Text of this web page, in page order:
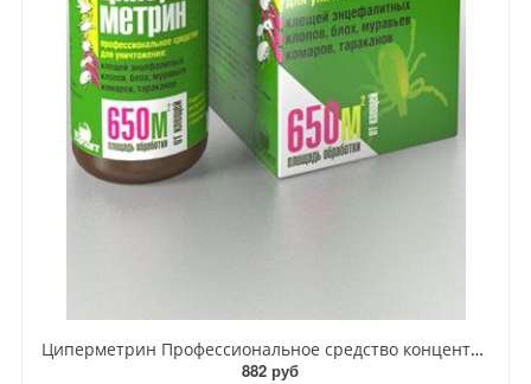
Циперметрин Профессиональное средство концентрат эмульсии 25% для уничтожения тараканов, мух,комаров, блох, клопов, муравьев, ос 50 мл
882 руб